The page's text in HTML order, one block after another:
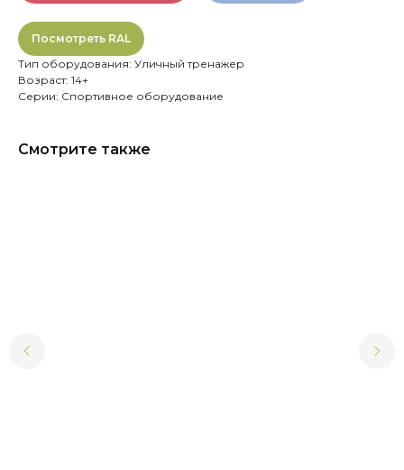
Посмотреть RAL
Тип оборудования: Уличный тренажер
Возраст: 14+
Серии: Спортивное оборудование
Смотрите также